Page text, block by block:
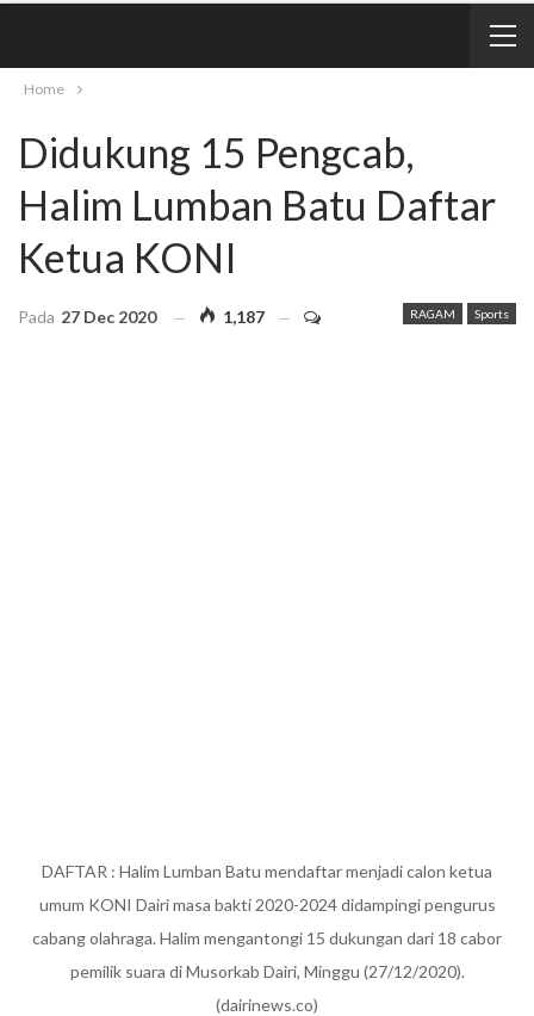
Home
Didukung 15 Pengcab,
Halim Lumban Batu Daftar
Ketua KONI
RAGAM Sports
Pada 27 Dec 2020 1,187
DAFTAR : Halim Lumban Batu mendaftar menjadi calon ketua
umum KONI Dairi masa bakti 2020-2024 didampingi pengurus
cabang olahraga. Halim mengantongi 15 dukungan dari 18 cabor
pemilik suara di Musorkab Dairi, Minggu (27/12/2020).
(dairinews.co)